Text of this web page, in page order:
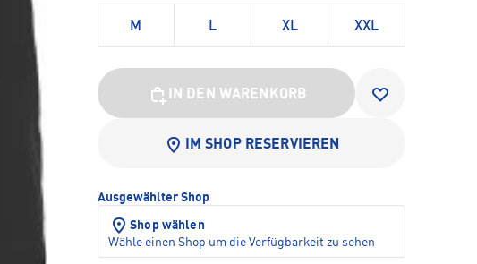
M L XL XXL
IN DEN WARENKORB
IM SHOP RESERVIEREN
Ausgewählter Shop
Shop wählen
Wähle einen Shop um die Verfügbarkeit zu sehen